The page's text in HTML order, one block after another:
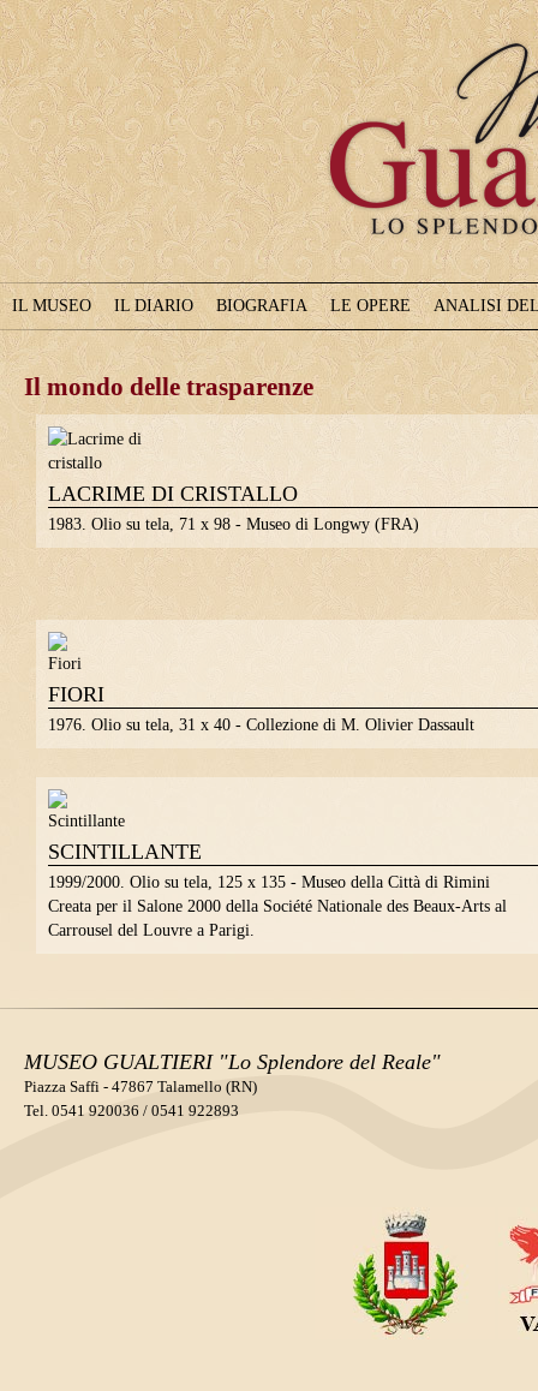
Museo
Il mondo delle trasparenze
LACRIME DI CRISTALLO
1983. Olio su tela, 71 x 98 - Museo di Longwy (FRA)
FIORI
1976. Olio su tela, 31 x 40 - Collezione di M. Olivier Dassault
SCINTILLANTE
1999/2000. Olio su tela, 125 x 135 - Museo della Città di Rimini
Creata per il Salone 2000 della Société Nationale des Beaux-Arts al
Carrousel del Louvre a Parigi.
IL MUSEO IL DIARIO BIOGRAFIA LE OPERE ANALISI
MUSEO GUALTIERI "Lo Splendore del Reale"
Piazza Saffi - 47867 Talamello (RN)
Tel. 0541 920036 / 0541 922893